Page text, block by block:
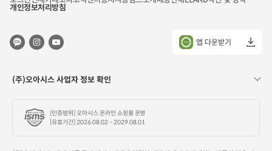
개인정보처리방침
앱 다운받기
(주)오아시스 사업자 정보 확인
[인증범위] 오아시스 온라인 쇼핑몰 운영
[유효기간] 2026.08.02 ~ 2029.08.01